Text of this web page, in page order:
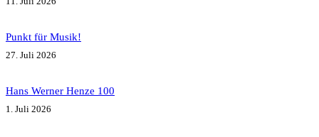
Punkt für Musik!
27. Juli 2026
Hans Werner Henze 100
1. Juli 2026